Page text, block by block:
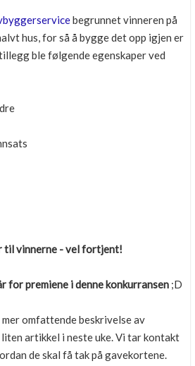
begrunnet vinneren på
hus, for så å bygge det opp igjen er
ble følgende egenskaper ved
til vinnerne - vel fortjent!
for premiene i denne konkurransen;D
mer omfattende beskrivelse av
artikkel i neste uke. Vi tar kontakt
de skal få tak på gavekortene.